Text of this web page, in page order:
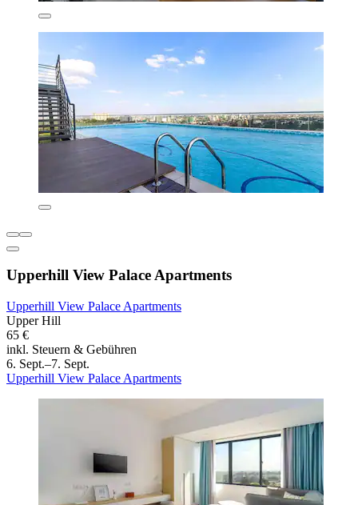
Upperhill View Palace Apartments
Upperhill View Palace Apartments
Upper Hill
65 €
inkl. Steuern & Gebühren
6. Sept.–7. Sept.
Upperhill View Palace Apartments